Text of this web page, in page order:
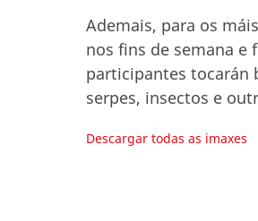
Ademais, para os
nos fins de semana e
participantes tocarán
serpes, insectos e
Descargar todas as imaxes